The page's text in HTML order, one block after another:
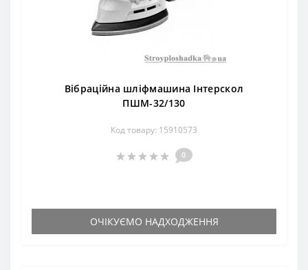
Вібраційна шліфмашина Інтерскол
ПШМ-32/130
Код товару: 15910573
0
ОЧІКУЄМО НАДХОДЖЕННЯ